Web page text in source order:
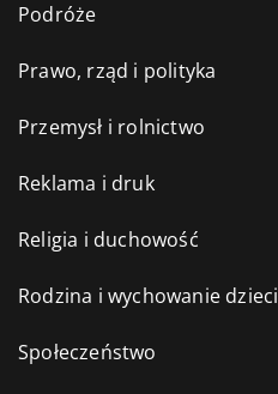
Podróże
Prawo, rząd i polityka
Przemysł i rolnictwo
Reklama i druk
Religia i duchowość
Rodzina i wychowanie dzieci
Społeczeństwo